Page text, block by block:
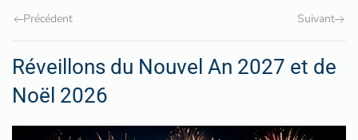
Précédent Suivant
Réveillons du Nouvel An 2027 et de
Noël 2026